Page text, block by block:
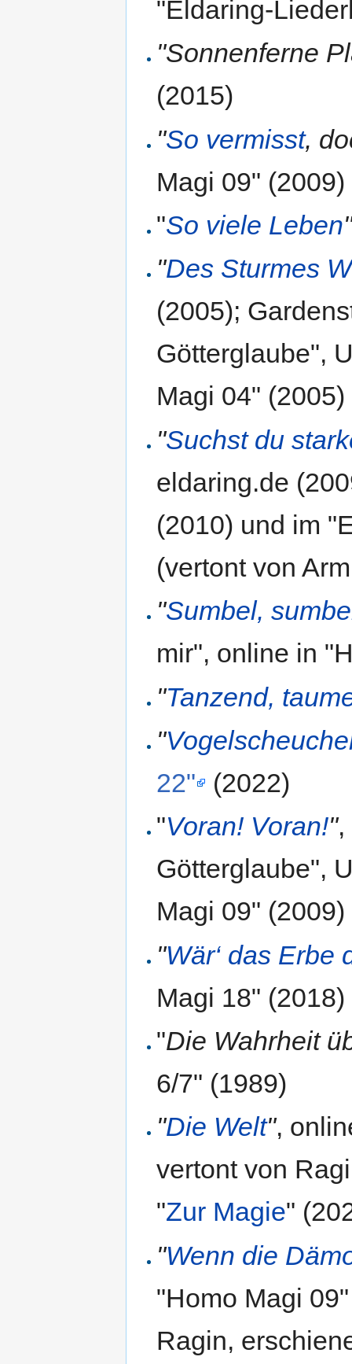
"Eldaring-
"Sonnenferne
(2015)
"So vermisst,
Magi 09" (2009)
"So viele Leben
"Des Sturmes
(2005);
Götterglaube",
Magi 04" (2005)
"Suchst du
eldaring.de
(2010) und im
(vertont von
"Sumbel,
mir", online in
"Tanzend,
"
22"
(2022)
"Voran! Voran!",
Götterglaube",
Magi 09" (2009)
"Wär‘ das Erbe
Magi 18" (2018)
"Die Wahrheit
6/7" (1989)
"Die Welt",
vertont von
"Zur Magie"
"Wenn die
"Homo Magi
Ragin,